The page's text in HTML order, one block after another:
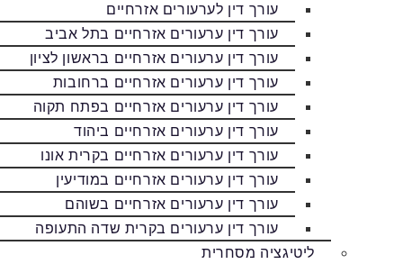
עורך דין לערעורים אזרחיים
עורך דין ערעורים אזרחיים בתל אביב
עורך דין ערעורים אזרחיים בראשון לציון
עורך דין ערעורים אזרחיים ברחובות
עורך דין ערעורים אזרחיים בפתח תקוה
עורך דין ערעורים אזרחיים ביהוד
עורך דין ערעורים אזרחיים בקרית אונו
עורך דין ערעורים אזרחיים במודיעין
עורך דין ערעורים אזרחיים בשוהם
עורך דין ערעורים בקרית שדה התעופה
ליטיגציה מסחרית